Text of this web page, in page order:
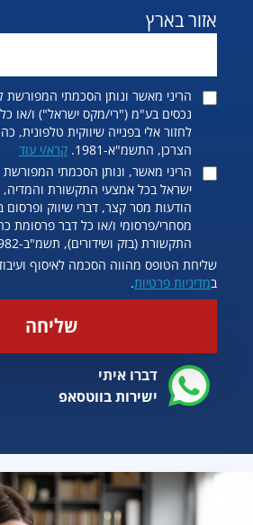
אזור בארץ
הריני מאשר ונותן הסכמתי המפורשת
נכסים בע"מ ("רי/מקס ישראל") ו/או
לחזור אלי בפנייה שיווקית טלפונית,
הצרכן, התשמ"א-1981.
קרא/י עוד
הריני מאשר, ונותן הסכמתי
ישראל בכל אמצעי התקשורת והמדיה,
הודעות מסר קצר, דברי שיווק ופרסום
מסחרי/פרסומי ו/או כל דבר פרסומת
התקשורת (בזק ושידורים), תשמ"ב-1982.
שליחת הטופס מהווה הסכמה לאיסוף
במדיניות פרטיות.
דברו איתי
ישירות בווטסאפ
שליחה